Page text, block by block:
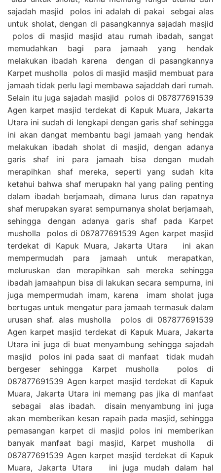
sajadah masjid polos ini adalah di pakai sebgai alas
untuk sholat, dengan di pasangkannya sajadah masjid
polos di masjid masjid atau rumah ibadah, sangat
memudahkan bagi para jamaah yang hendak
melakukan ibadah karena dengan di pasangkannya
Karpet musholla polos di masjid masjid membuat para
jamaah tidak perlu lagi membawa sajaddah dari rumah.
Selain itu juga sajadah masjid polos di 087877691539
Agen karpet masjid terdekat di Kapuk Muara, Jakarta
Utara ini sudah di lengkapi dengan garis shaf sehingga
ini akan dangat membantu bagi jamaah yang hendak
melakukan ibadah sholat di masjid, dengan adanya
garis shaf ini para jamaah bisa dengan mudah
merapihkan shaf mereka, seperti yang sudah kita
ketahui bahwa shaf merupakn hal yang paling penting
dalam ibadah berjamaah, dimana lurus dan rapatnya
shaf merupakan syarat sempurnanya sholat berjamaah,
sehingga dengan adanya garis shaf pada Karpet
musholla polos di 087877691539 Agen karpet masjid
terdekat di Kapuk Muara, Jakarta Utara ini akan
mempermudah para jamaah untuk merapatkan,
meluruskan dan merapihkan sah mereka sehingga
ibadah jamaahpun bisa di lakukan secara sempurna, ini
juga mempermudah imam, karena imam sholat juga
bertugas untuk mengatur para jamaah termasuk dalam
urusan shaf. alas musholla polos di 087877691539
Agen karpet masjid terdekat di Kapuk Muara, Jakarta
Utara ini juga di buat menyambung sehingga sajadah
masjid polos ini pada saat di manfaat tidak mudah
bergeser sehingga Karpet musholla polos di
087877691539 Agen karpet masjid terdekat di Kapuk
Muara, Jakarta Utara ini memang pas jika di manfaat
sebagai alas ibadah. disain menyambung ini juga
akan memberikan kesan rapaih pada masjid, sehingga
pemasangan karpet di masjid polos ini memberikan
banyak manfaat bagi masjid, Karpet musholla di
087877691539 Agen karpet masjid terdekat di Kapuk
Muara, Jakarta Utara ini juga mudah dalam hal